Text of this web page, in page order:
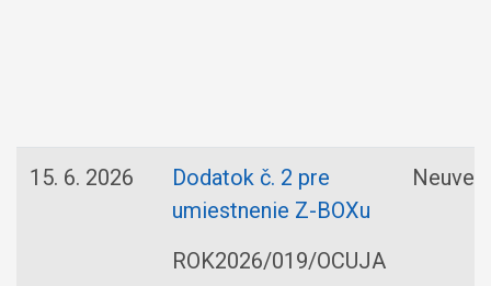
15. 6. 2026
Dodatok č. 2 pre
umiestnenie Z-BOXu
ROK2026/019/OCUJA